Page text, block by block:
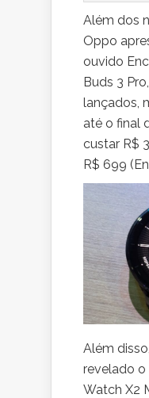
Além dos
Oppo
ouvido
Buds 3
lançados,
até o final
custar R$
R$ 699
Além
revelado
Watch X2